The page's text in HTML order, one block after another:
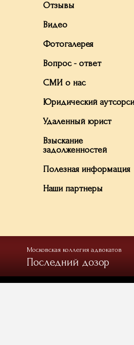
Отзывы
Видео
Фотогалерея
Вопрос - ответ
СМИ о нас
Юридический
Удаленный юрист
Взыскание
задолженностей
Полезная информация
Наши партнеры
Московская коллегия адвокатов
Последний дозор